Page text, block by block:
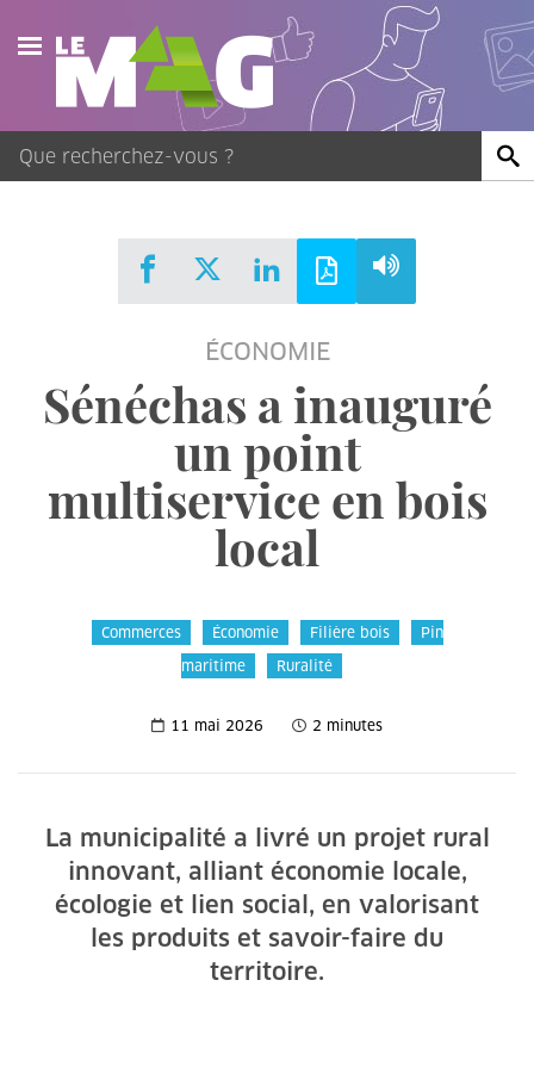
Actualités
Agenda
Publications
ÉCONOMIE
Sénéchas a inauguré
un point
multiservice en bois
local
Commerces Économie Filière bois
Pin
maritime
Ruralité
11 mai 2026 2 minutes
La municipalité a livré un projet rural
innovant, alliant économie locale,
écologie et lien social, en valorisant
les produits et savoir-faire du
territoire.